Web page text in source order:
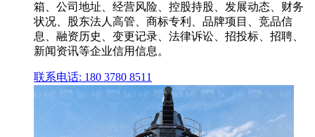
箱、公司地址、经营风险、控股持股、发展动态、财务
状况、股东法人高管、商标专利、品牌项目、竞品信
息、融资历史、变更记录、法律诉讼、招投标、招聘、
新闻资讯等企业信用信息。
联系电话: 180 3780 8511